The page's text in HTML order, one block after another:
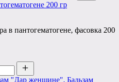
200 гр
в пантогематогене, фасовка 200